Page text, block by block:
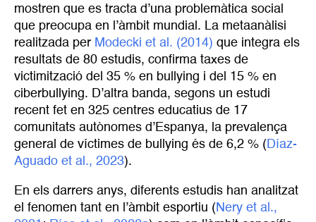
mostren que es tracta d’una problemàtica social
que preocupa en l’àmbit mundial. La metaanàlisi
realitzada per Modecki et al. (2014) que integra els
resultats de 80 estudis, confirma taxes de
victimització del 35 % en bullying i del 15 % en
ciberbullying. D’altra banda, segons un estudi
recent fet en 325 centres educatius de 17
comunitats autònomes d’Espanya, la prevalença
general de víctimes de bullying és de 6,2 % ( Díaz-
Aguado et al., 2023).
En els darrers anys, diferents estudis han analitzat
el fenomen tant en l’àmbit esportiu ( Nery et al.,